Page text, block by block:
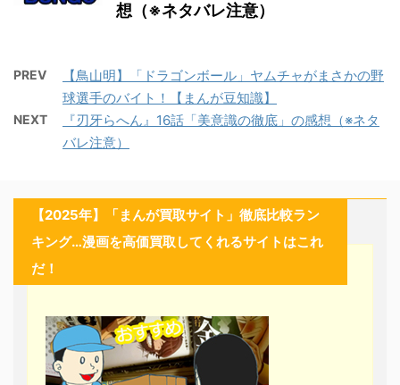
想（※ネタバレ注意）
PREV
【鳥山明】「ドラゴンボール」ヤムチャがまさかの野
球選手のバイト！【まんが豆知識】
NEXT
『刃牙らへん』16話「美意識の徹底」の感想（※ネタ
バレ注意）
【2025年】「まんが買取サイト」徹底比較ラン
キング…漫画を高価買取してくれるサイトはこれ
だ！